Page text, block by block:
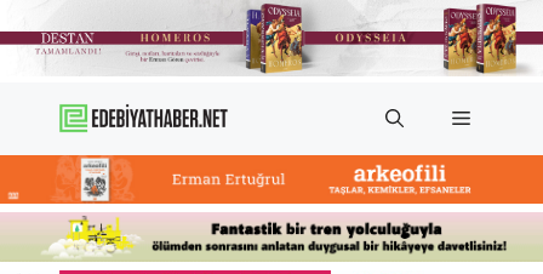
atla
Menü